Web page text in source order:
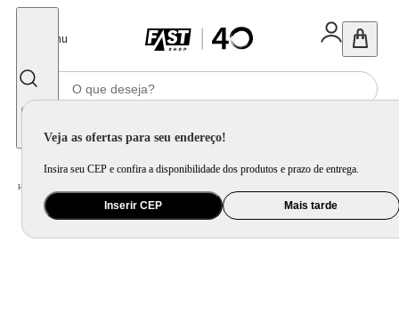
Menu
Veja as ofertas para seu endereço!
Insira seu CEP e confira a disponibilidade dos produtos e prazo de entrega.
Inserir CEP Mais tarde
Home